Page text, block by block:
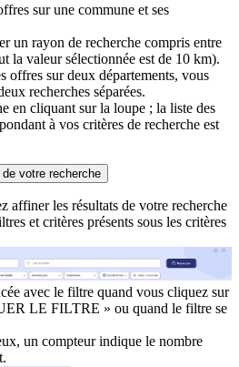
sur une commune et ses
un rayon de recherche compris entre
la valeur sélectionnée est de 10 km).
offres sur deux départements, vous
recherches séparées.
en cliquant sur la loupe ; la liste des
à vos critères de recherche est
votre recherche
affiner les résultats de votre recherche
et critères présents sous les critères
avec le filtre quand vous cliquez sur
LE FILTRE » ou quand le filtre se
un compteur indique le nombre